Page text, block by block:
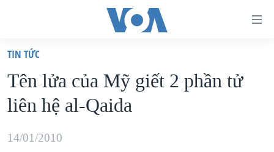
truy
cập
Tới
dung
VIỆT NAM
HOA KỲ
BIỂN ĐÔNG
TIN TỨC
Tên lửa của Mỹ giết 2 phần tử
liên hệ al-Qaida
14/01/2010